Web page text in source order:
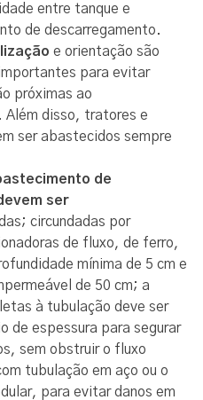
entre tanque e
de descarregamento.
e orientação são
para evitar
próximas ao
disso, tratores e
ser abastecidos sempre
de
ser
circundadas por
de fluxo, de ferro,
mínima de 5 cm e
de 50 cm; a
à tubulação deve ser
de espessura para segurar
sem obstruir o fluxo
tubulação em aço ou o
para evitar danos em